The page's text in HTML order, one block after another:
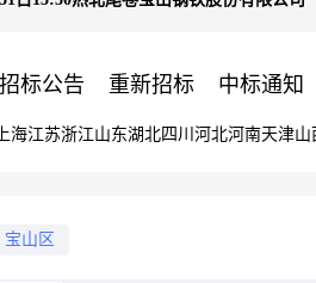
招标公告 重新招标 中标通知
上海江苏浙江山东湖北四川 河北河南天津山
宝山区